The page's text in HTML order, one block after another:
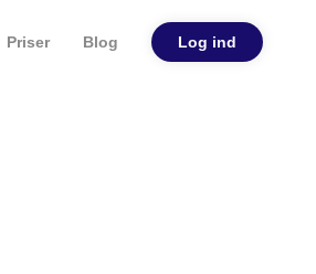
Log ind
Blog
Priser